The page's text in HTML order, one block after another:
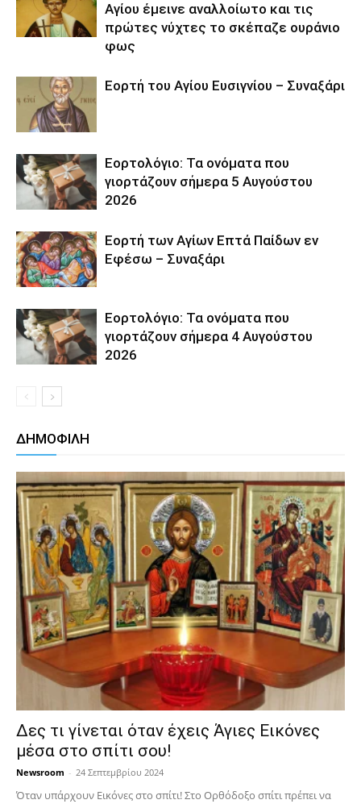
Αγίου έμεινε αναλλοίωτο και τις
πρώτες νύχτες το σκέπαζε ουράνιο
φως
Εορτή του Αγίου Ευσιγνίου – Συναξάρι
Εορτολόγιο: Τα ονόματα που
γιορτάζουν σήμερα 5 Αυγούστου
2026
Εορτή των Αγίων Επτά Παίδων εν
Εφέσω – Συναξάρι
Εορτολόγιο: Τα ονόματα που
γιορτάζουν σήμερα 4 Αυγούστου
2026
ΔΗΜΟΦΙΛΗ
Δες τι γίνεται όταν έχεις Άγιες Εικόνες
μέσα στο σπίτι σου!
Newsroom - 24 Σεπτεμβρίου 2024
Όταν υπάρχουν Εικόνες στο σπίτι! Στο Ορθόδοξο σπίτι πρέπει να